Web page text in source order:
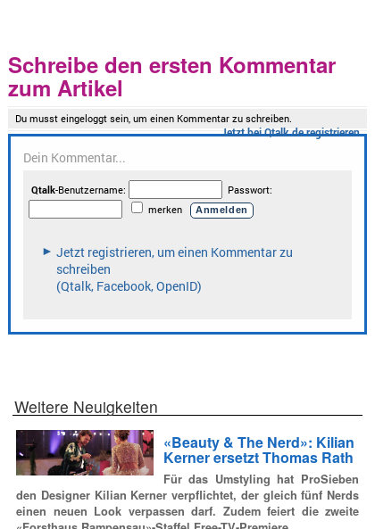
Schreibe den ersten Kommentar
zum Artikel
Weitere Neuigkeiten
«Beauty & The Nerd»: Kilian
Kerner ersetzt Thomas Rath
Für das Umstyling hat ProSieben
den Designer Kilian Kerner verpflichtet, der gleich fünf Nerds
einen neuen Look verpassen darf. Zudem feiert die zweite